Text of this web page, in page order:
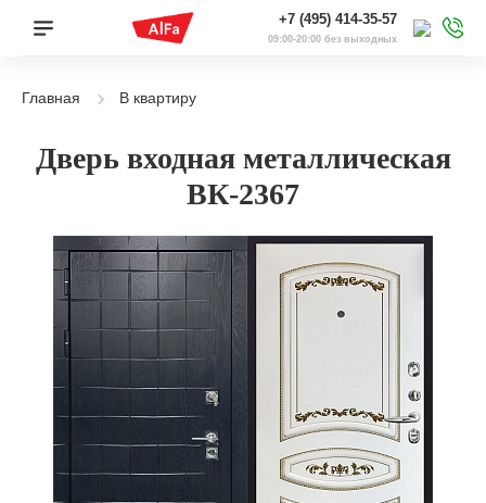
+7 (495) 414-35-57
09:00-20:00 без выходных
Главная В квартиру
Дверь входная металлическая
ВК-2367